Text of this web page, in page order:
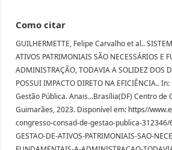
Como citar
GUILHERMETTE, Felipe Carvalho et al..
ATIVOS PATRIMONIAIS SÃO NECESSÁRIOS E
ADMINISTRAÇÃO, TODAVIA A SOLIDEZ DOS
POSSUI IMPACTO DIRETO NA EFICIÊNCIA..
Gestão Pública. Anais...Brasília(DF) Centro de
Guimarães, 2023. Disponível em: https//
congresso-consad-de-gestao-publica-312346/
GESTAO-DE-ATIVOS-PATRIMONIAIS-SAO-